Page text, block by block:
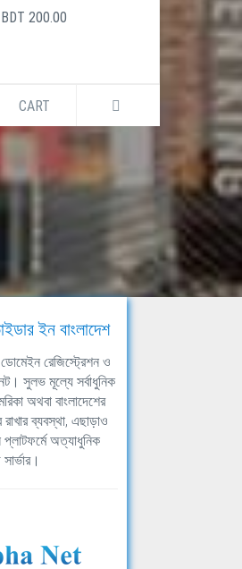
BDT 200.00
CART DETAILS
ইন বাংলাদেশ
ডোমেইন রেজিস্ট্রেশন ও
সুলভ মূল্যে সর্বাধুনিক
অথবা বাংলাদেশের
রাখার ব্যবস্থা, এছাড়াও
অত্যাধুনিক